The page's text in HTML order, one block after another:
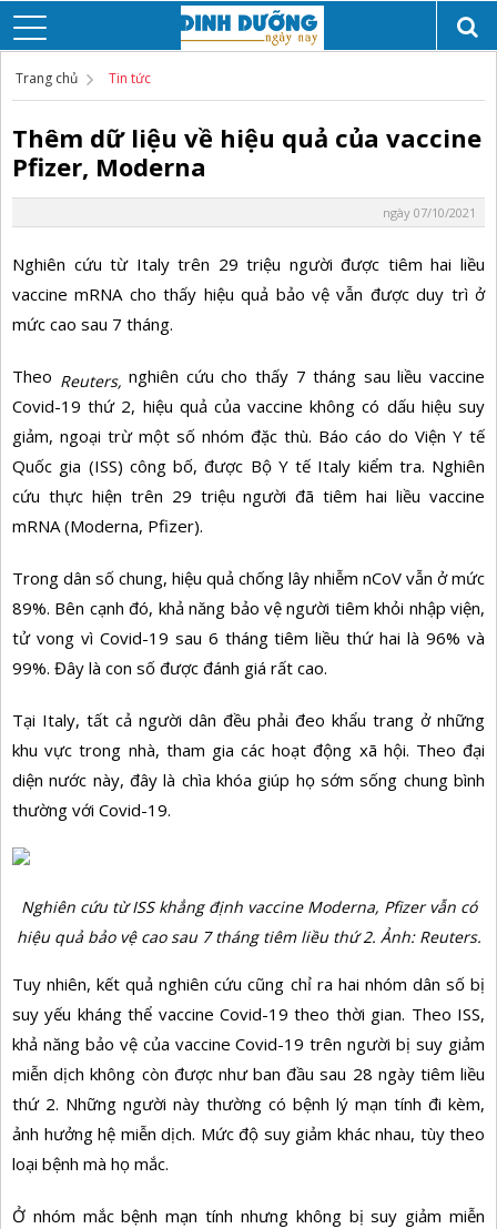
Trang chủ Tin tức
Thêm dữ liệu về hiệu quả của vaccine
Pfizer, Moderna
ngày 07/10/2021
Nghiên cứu từ Italy trên 29 triệu người được tiêm hai liều
vaccine mRNA cho thấy hiệu quả bảo vệ vẫn được duy trì ở
mức cao sau 7 tháng.
Theo Reuters, nghiên cứu cho thấy 7 tháng sau liều vaccine
Covid-19 thứ 2, hiệu quả của vaccine không có dấu hiệu suy
giảm, ngoại trừ một số nhóm đặc thù. Báo cáo do Viện Y tế
Quốc gia (ISS) công bố, được Bộ Y tế Italy kiểm tra. Nghiên
cứu thực hiện trên 29 triệu người đã tiêm hai liều vaccine
mRNA (Moderna, Pfizer).
Trong dân số chung, hiệu quả chống lây nhiễm nCoV vẫn ở mức
89%. Bên cạnh đó, khả năng bảo vệ người tiêm khỏi nhập viện,
tử vong vì Covid-19 sau 6 tháng tiêm liều thứ hai là 96% và
99%. Đây là con số được đánh giá rất cao.
Tại Italy, tất cả người dân đều phải đeo khẩu trang ở những
khu vực trong nhà, tham gia các hoạt động xã hội. Theo đại
diện nước này, đây là chìa khóa giúp họ sớm sống chung bình
thường với Covid-19.
Nghiên cứu từ ISS khẳng định vaccine Moderna, Pfizer vẫn có
hiệu quả bảo vệ cao sau 7 tháng tiêm liều thứ 2. Ảnh: Reuters.
Tuy nhiên, kết quả nghiên cứu cũng chỉ ra hai nhóm dân số bị
suy yếu kháng thể vaccine Covid-19 theo thời gian. Theo ISS,
khả năng bảo vệ của vaccine Covid-19 trên người bị suy giảm
miễn dịch không còn được như ban đầu sau 28 ngày tiêm liều
thứ 2. Những người này thường có bệnh lý mạn tính đi kèm,
ảnh hưởng hệ miễn dịch. Mức độ suy giảm khác nhau, tùy theo
loại bệnh mà họ mắc.
Ở nhóm mắc bệnh mạn tính nhưng không bị suy giảm miễn